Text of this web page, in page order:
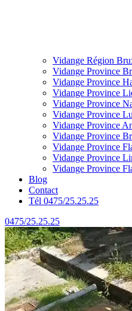
Vidange Région
Vidange Province
Vidange Province
Vidange Province
Vidange Province
Vidange Province
Vidange Province
Vidange Province
Vidange Province
Vidange Province
Vidange Province
Blog
Contact
Tél 0475/25.25.25
0475/25.25.25